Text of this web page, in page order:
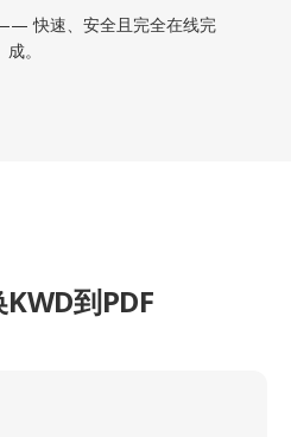
快速、安全且完全在线完
成。
到PDF